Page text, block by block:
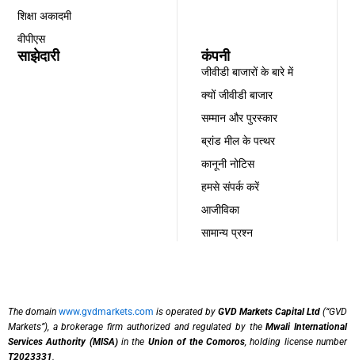
शिक्षा अकादमी
वीपीएस
कंपनी
जीवीडी बाजारों के बारे में
क्यों जीवीडी बाजार
सम्मान और पुरस्कार
ब्रांड मील के पत्थर
कानूनी नोटिस
हमसे संपर्क करें
आजीविका
सामान्य प्रश्न
साझेदारी
The domain www.gvdmarkets.com is operated by GVD Markets Capital Ltd (“GVD
Markets”), a brokerage firm authorized and regulated by theMwali International
Services Authority (MISA)in the Union of the Comoros, holding license number
T2023331.